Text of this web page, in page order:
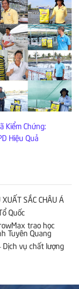
Kiểm Chứng:
Hiệu Quả
SẮC CHÂU Á
Quốc
trao học
Tuyên Quang
Dịch vụ chất lượng